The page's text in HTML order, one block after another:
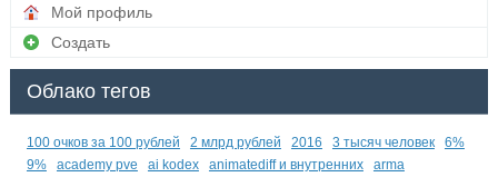
Мой профиль
Создать
Облако тегов
100 очков за 100 рублей 2 млрд рублей 2016 3 тысяч человек
6%
9%
academy pve ai kodex animatediff и внутренних arma